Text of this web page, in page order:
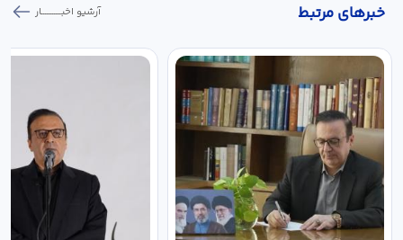
خبر‌های مرتبط آرشیو اخبـــــــــــار